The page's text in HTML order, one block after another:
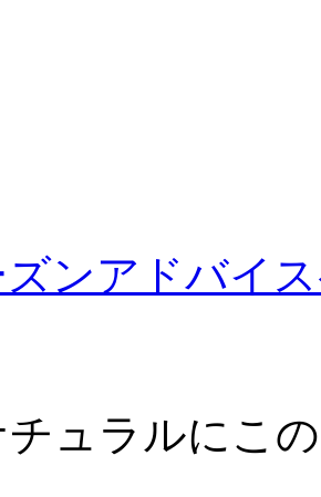
ンアドバイス
ュラルにこ